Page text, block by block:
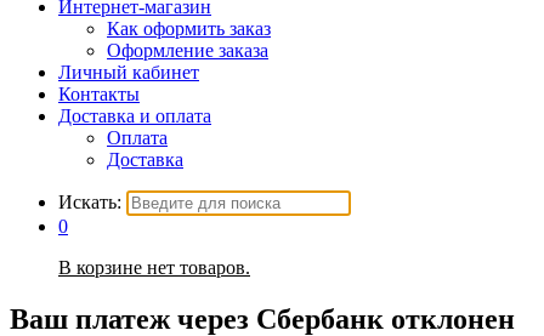
Интернет-магазин
Как оформить заказ
Оформление заказа
Личный кабинет
Контакты
Доставка и оплата
Оплата
Доставка
Искать:
0
В корзине нет товаров.
Ваш платеж через Сбербанк отклонен